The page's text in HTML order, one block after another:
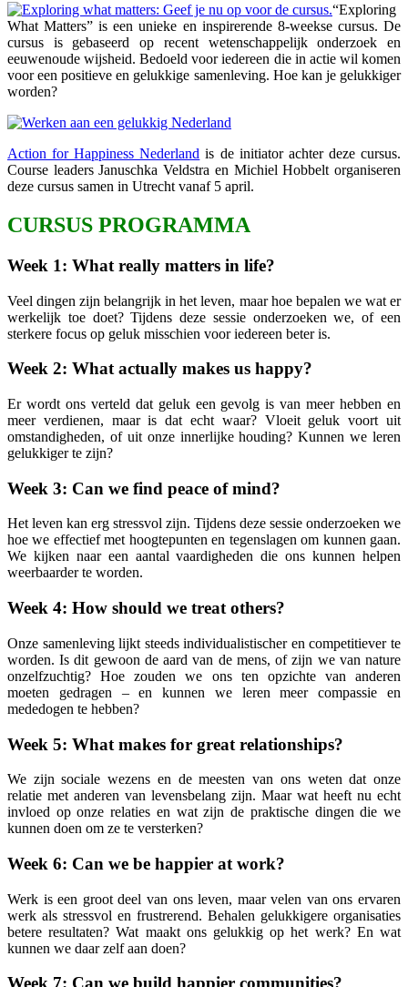
“Exploring
What Matters” is een unieke en inspirerende 8-weekse cursus. De
cursus is gebaseerd op recent wetenschappelijk onderzoek en
eeuwenoude wijsheid. Bedoeld voor iedereen die in actie wil komen
voor een positieve en gelukkige samenleving. Hoe kan je gelukkiger
worden?
Action for Happiness Nederland is de initiator achter deze cursus.
Course leaders Januschka Veldstra en Michiel Hobbelt organiseren
deze cursus samen in Utrecht vanaf 5 april.
CURSUS PROGRAMMA
Week 1: What really matters in life?
Veel dingen zijn belangrijk in het leven, maar hoe bepalen we wat er
werkelijk toe doet? Tijdens deze sessie onderzoeken we, of een
sterkere focus op geluk misschien voor iedereen beter is.
Week 2: What actually makes us happy?
Er wordt ons verteld dat geluk een gevolg is van meer hebben en
meer verdienen, maar is dat echt waar? Vloeit geluk voort uit
omstandigheden, of uit onze innerlijke houding? Kunnen we leren
gelukkiger te zijn?
Week 3: Can we find peace of mind?
Het leven kan erg stressvol zijn. Tijdens deze sessie onderzoeken we
hoe we effectief met hoogtepunten en tegenslagen om kunnen gaan.
We kijken naar een aantal vaardigheden die ons kunnen helpen
weerbaarder te worden.
Week 4: How should we treat others?
Onze samenleving lijkt steeds individualistischer en competitiever te
worden. Is dit gewoon de aard van de mens, of zijn we van nature
onzelfzuchtig? Hoe zouden we ons ten opzichte van anderen
moeten gedragen – en kunnen we leren meer compassie en
mededogen te hebben?
Week 5: What makes for great relationships?
We zijn sociale wezens en de meesten van ons weten dat onze
relatie met anderen van levensbelang zijn. Maar wat heeft nu echt
invloed op onze relaties en wat zijn de praktische dingen die we
kunnen doen om ze te versterken?
Week 6: Can we be happier at work?
Werk is een groot deel van ons leven, maar velen van ons ervaren
werk als stressvol en frustrerend. Behalen gelukkigere organisaties
betere resultaten? Wat maakt ons gelukkig op het werk? En wat
kunnen we daar zelf aan doen?